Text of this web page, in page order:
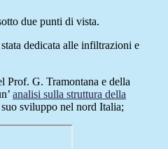
due punti di vista.
dedicata alle infiltrazioni e
Prof. G. Tramontana e della
analisi sulla struttura della
sviluppo nel nord Italia;